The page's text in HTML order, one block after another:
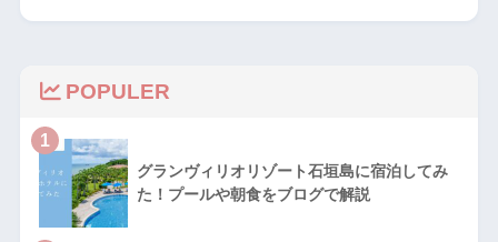
POPULER
1
グランヴィリオリゾート石垣島に宿泊してみ
た！プールや朝食をブログで解説